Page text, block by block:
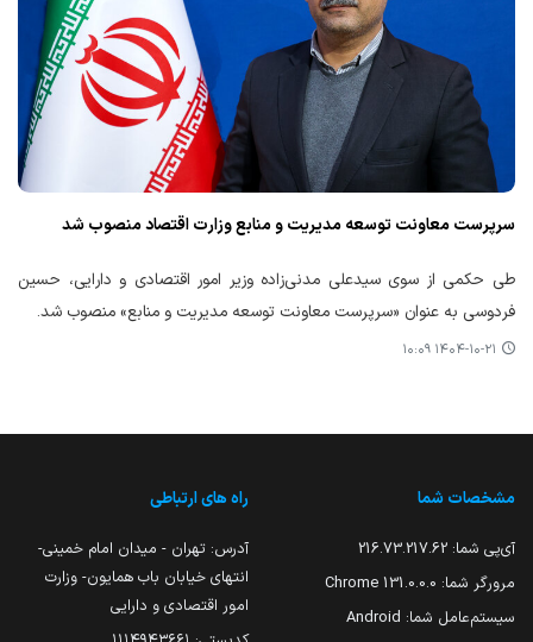
سرپرست معاونت توسعه مدیریت و منابع وزارت اقتصاد منصوب شد
طی حکمی از سوی سیدعلی مدنی‌زاده وزیر امور اقتصادی و دارایی، حسین
فردوسی به عنوان «سرپرست معاونت توسعه مدیریت و منابع» منصوب شد.
۱۴۰۴-۱۰-۲۱ ۱۰:۰۹
مشخصات شما
آی‌پی شما: 216.73.217.62
مرورگر شما: 131.0.0.0 Chrome
سیستم‌عامل شما: Android
راه های ارتباطی
آدرس: تهران - میدان امام خمینی-
انتهای خیابان باب همایون- وزارت
امور اقتصادی و دارایی